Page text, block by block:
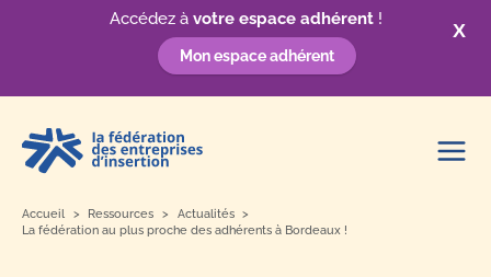
X
Accédez à votre espace adhérent!
Mon espace adhérent
contenu
Accueil Ressources
Actualités
La fédération au plus proche des adhérents à Bordeaux !